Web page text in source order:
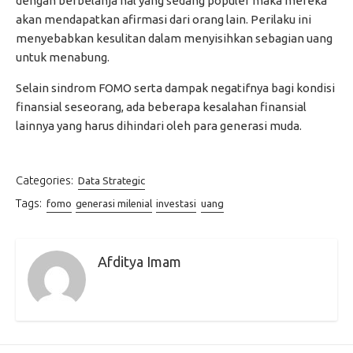
akan mendapatkan afirmasi dari orang lain. Perilaku ini
menyebabkan kesulitan dalam menyisihkan sebagian uang
untuk menabung.
Selain sindrom FOMO serta dampak negatifnya bagi kondisi
finansial seseorang, ada beberapa kesalahan finansial
lainnya yang harus dihindari oleh para generasi muda.
Categories: Data Strategic
Tags: fomo generasi milenial investasi uang
Afditya Imam